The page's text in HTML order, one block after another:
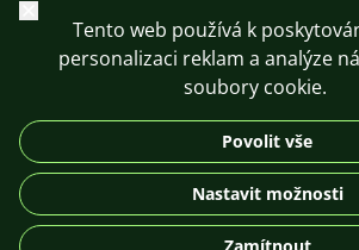
+420 603 449 602
©
Zavřít
Tento web používá k
personalizaci reklam a analýze
soubory cookie.
Povolit vše
Nastavit možnosti